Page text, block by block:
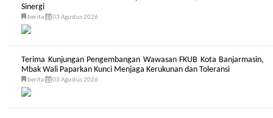
Sinergi
berita 03 Agustus 2026
Terima Kunjungan Pengembangan Wawasan FKUB Kota Banjarmasin,
Mbak Wali Paparkan Kunci Menjaga Kerukunan dan Toleransi
berita 03 Agustus 2026